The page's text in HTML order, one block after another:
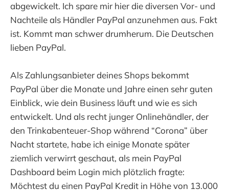
abgewickelt. Ich spare mir hier die diversen Vor- und
Nachteile als Händler PayPal anzunehmen aus. Fakt
ist. Kommt man schwer drumherum. Die Deutschen
lieben PayPal.
Als Zahlungsanbieter deines Shops bekommt
PayPal über die Monate und Jahre einen sehr guten
Einblick, wie dein Business läuft und wie es sich
entwickelt. Und als recht junger Onlinehändler, der
den Trinkabenteuer-Shop während “Corona” über
Nacht startete, habe ich einige Monate später
ziemlich verwirrt geschaut, als mein PayPal
Dashboard beim Login mich plötzlich fragte:
Möchtest du einen PayPal Kredit in Höhe von 13.000